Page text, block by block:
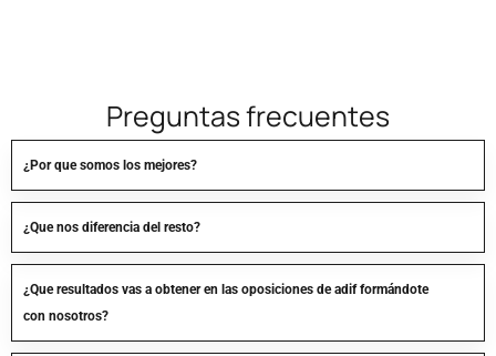
Preguntas frecuentes
¿Por que somos los mejores?
¿Que nos diferencia del resto?
¿Que resultados vas a obtener en las oposiciones de adif formándote
con nosotros?